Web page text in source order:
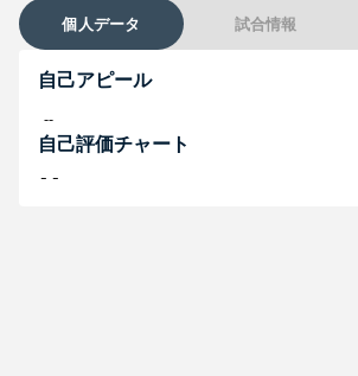
個人データ 試合情報
自己アピール
--
自己評価チャート
--